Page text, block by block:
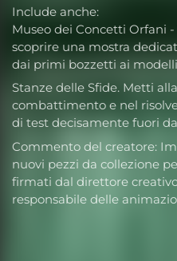
Include anche:
Museo dei Concetti Orfani
scoprire una mostra
dai primi bozzetti ai
Stanze delle Sfide. Metti
combattimento e nel
di test decisamente fuori
Commento del creatore:
nuovi pezzi da collezione
firmati dal direttore
responsabile delle